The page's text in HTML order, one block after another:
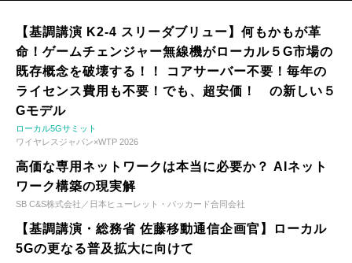
【基調講演 K2-4 スリーダブリュー】何もかもが革
命！ゲームチェンジャー無線機がローカル５G市場の
既存概念を破壊する！！ コアサーバー不要！毎年の
ライセンス費用も不要！でも、超安価！ の新しい５
Gモデル
ローカル5Gサミット
ワイヤレスジャパン×WTP 2026
高価な専用ネットワークは本当に必要か？ AIネット
ワーク構築の現実解
SB C&S株式会社／日本ヒューレット・パッカード合同会社
【基調講演・総務省 佐藤移動通信企画官】ローカル
5Gの更なる普及拡大に向けて